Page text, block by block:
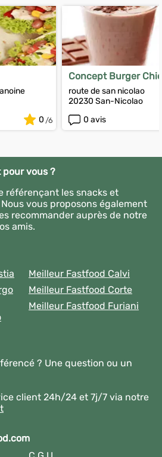
0
Concept Burger Chic
route de san nicolao
20230 San-Nicolao
0 avis
vous ?
référençant les snacks et
vous proposons également
recommander auprès de notre
amis.
Meilleur Fastfood Calvi
Meilleur Fastfood Corte
Meilleur Fastfood Furiani
? Une question ou un
client 24h/24 et 7j/7 via notre